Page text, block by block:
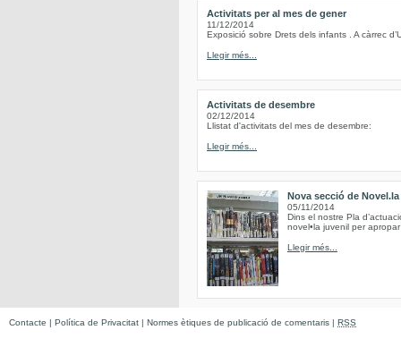
Activitats per al mes de gener
11/12/2014
Exposició sobre Drets dels infants . A càrrec
Llegir més...
Activitats de desembre
02/12/2014
Llistat d'activitats del mes de desembre:
Llegir més...
Nova secció de
05/11/2014
Dins el nostre Pla
novel•la juvenil per
Llegir més...
Contacte | Política de Privacitat | Normes ètiques de publicació de comentaris | RSS